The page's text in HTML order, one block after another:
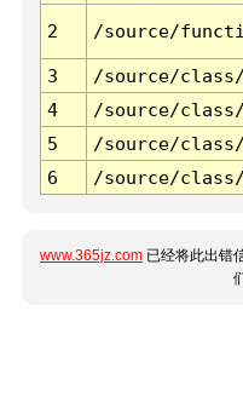
2 /source/
3 /source/
4
/source/
5
/source/
6
/source/
www.365jz.com 已经将此出错